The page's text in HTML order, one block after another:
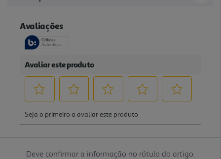
Deve confirmar a informação no rótulo do artigo.